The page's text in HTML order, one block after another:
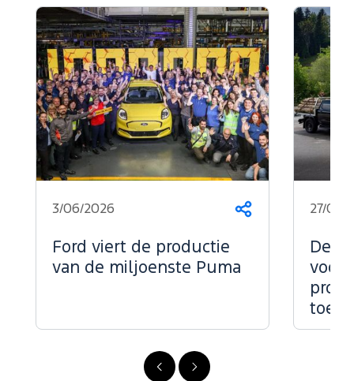
Volgende
Vorige
Deel
3/06/2026
Ford viert de productie
van de miljoenste Puma
27/05/
De
voor